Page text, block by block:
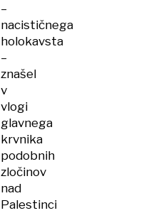
–
nacističnega
holokavsta
–
znašel
v
vlogi
glavnega
krvnika
podobnih
zločinov
nad
Palestinci